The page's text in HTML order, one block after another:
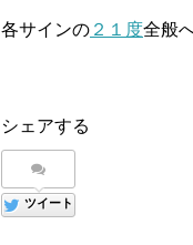
各サインの ２１度全般
シェアする
ツイート